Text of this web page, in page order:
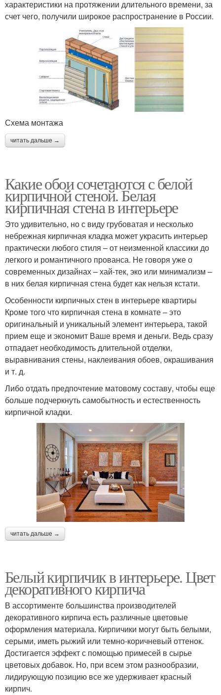
характеристики на протяжении длительного времени, за
счет чего, получили широкое распространение в России.
Схема монтажа
читать дальше →
Какие обои сочетаются с белой
кирпичной стеной. Белая
кирпичная стена в интерьере
Это удивительно, но с виду грубоватая и несколько
небрежная кирпичная кладка может украсить интерьер
практически любого стиля – от неизменной классики до
легкого и романтичного прованса. Не говоря уже о
современных дизайнах – хай-тек, эко или минимализм –
в них белая кирпичная стена будет как нельзя кстати.
Особенности кирпичных стен в интерьере квартиры
Кроме того что кирпичная стена в комнате – это
оригинальный и уникальный элемент интерьера, такой
прием еще и экономит Ваше время и деньги. Ведь сразу
отпадает необходимость длительной отделки,
выравнивания стены, наклеивания обоев, окрашивания
и т. д.
Либо отдать предпочтение матовому составу, чтобы еще
больше подчеркнуть самобытность и естественность
кирпичной кладки.
читать дальше →
Белый кирпичик в интерьере. Цвет
декоративного кирпича
В ассортименте большинства производителей
декоративного кирпича есть различные цветовые
оформления материала. Кирпичики могут быть белыми,
серыми, иметь рыжий или темно-коричневый оттенок.
Достигается эффект с помощью примесей в сырье
цветовых добавок. Но, при всем этом разнообразии,
лидирующую позицию все же удерживает красный
кирпич.